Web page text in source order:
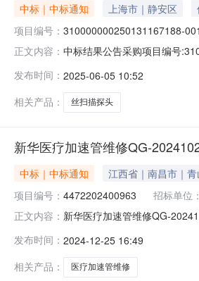
中标｜中标通知 上海市｜静安区
项目编号： 310000000250131167188-
正文内容： 中标结果公告采购项目编号
310000000250131167188-
发布时间： 2025-06-05 10:52
相关产品：
丝扫描探头
新华医疗加速管维修QG-
中标｜中标通知 江西省｜南昌市｜
项目编号： 4472202400963 招标单位：
正文内容： 新华医疗加速管维修QG-
用单一来源原因：为确保相关
发布时间： 2024-12-25 16:49
相关产品：
医疗加速管维修